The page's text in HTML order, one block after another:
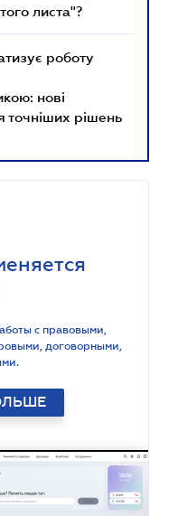
листа"?
роботу
нові
точніших рішень
с правовыми,
договорными,